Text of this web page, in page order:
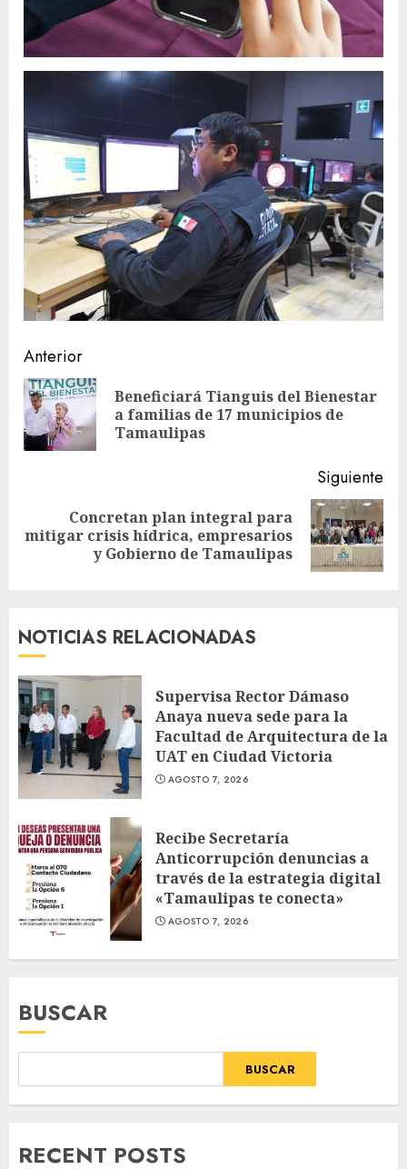
Sigue
leyendo
Anterior
Beneficiará Tianguis del Bienestar
a familias de 17 municipios de
Tamaulipas
Siguiente
Siguiente
Concretan plan integral para
mitigar crisis hídrica, empresarios
y Gobierno de Tamaulipas
NOTICIAS RELACIONADAS
Supervisa Rector Dámaso
Anaya nueva sede para la
Facultad de Arquitectura de la
UAT en Ciudad Victoria
AGOSTO 7, 2026
Recibe Secretaría
Anticorrupción denuncias a
través de la estrategia digital
«Tamaulipas te conecta»
AGOSTO 7, 2026
BUSCAR
BUSCAR
RECENT POSTS